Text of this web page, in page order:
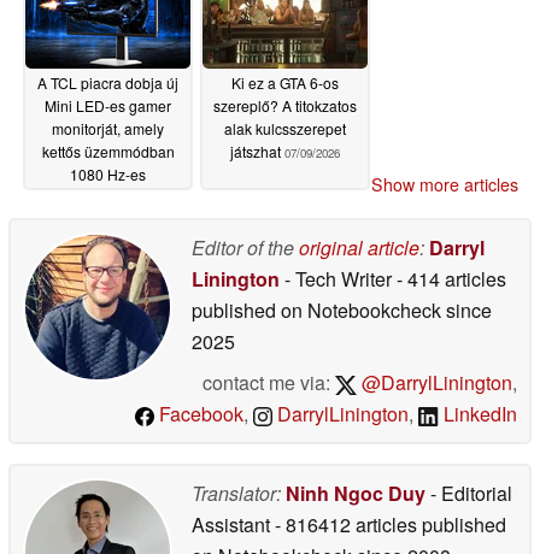
A TCL piacra dobja új
Mini LED-es gamer
monitorját, amely
kettős üzemmódban
1080 Hz-es
rendelkezik07/09/2026
Ki ez a GTA 6-os
szereplő? A titokzatos
alak kulcsszerepet
játszhat 07/09/2026
Show more articles
Editor of theoriginal article: Darryl
Linington - Tech Writer- 414 articles
published on Notebookchecksince
2025
contact me via:
@DarrylLinington,
Facebook, DarrylLinington, LinkedIn
Translator: Ninh Ngoc Duy- Editorial
Assistant- 816412 articles published